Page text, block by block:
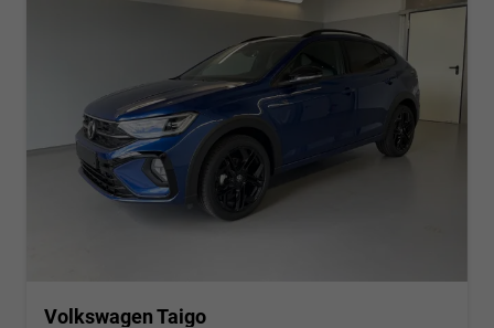
Volkswagen Taigo